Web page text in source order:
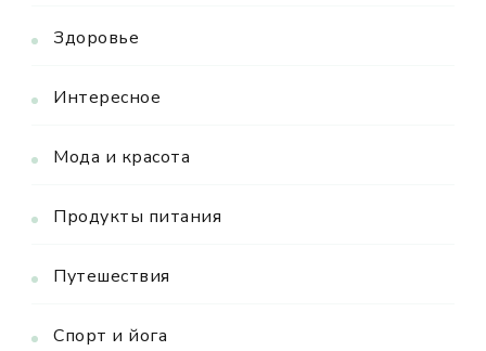
Здоровье
Интересное
Мода и красота
Продукты питания
Путешествия
Спорт и йога